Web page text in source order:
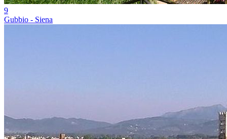
9
Gubbio - Siena